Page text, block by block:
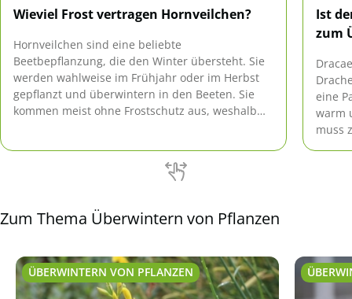
Wieviel Frost vertragen Hornveilchen?
Hornveilchen sind eine beliebte
Beetbepflanzung, die den Winter übersteht. Sie
werden wahlweise im Frühjahr oder im Herbst
gepflanzt und überwintern in den Beeten. Sie
kommen meist ohne Frostschutz aus, weshalb
Ist
zum
eine
warm
muss
Zum Thema Überwintern von Pflanzen
ÜBERWINTERN VON PFLANZEN